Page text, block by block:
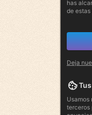
has
de estas
Deja
Usamos
terceros